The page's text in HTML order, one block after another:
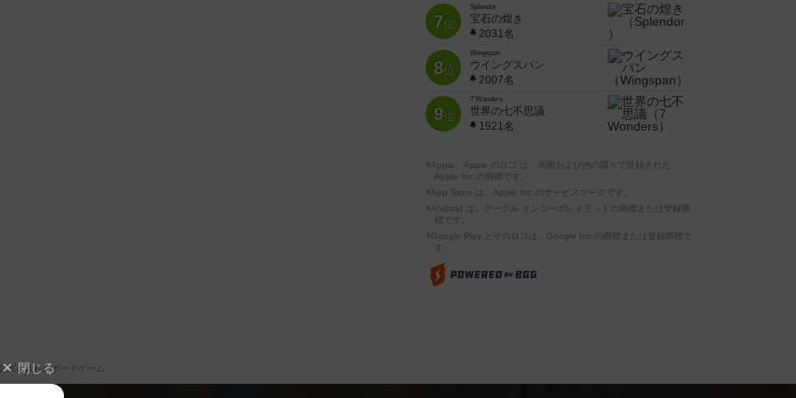
7位
Splendor
宝石の煌き
2031名
8位
Wingspan
ウイングスパン
2007名
9位
7 Wonders
世界の七不思議
1921名
※Apple、Apple のロゴ は、米国および他の国々で登録された
Apple Inc.の商標です。
※App Store は、Apple Inc.のサービスマークです。
※Android は、グーグル インコーポレイテッドの商標または登録商
標です。
※Google Play とそのロゴは、Google Inc.の商標または登録商標で
す。
お気に入りのボードゲーム
閉じる